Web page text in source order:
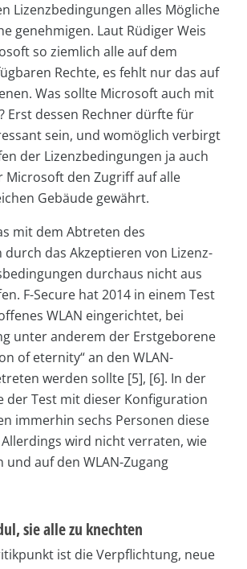
Lizenzbedingungen alles Mögliche
genehmigen. Laut Rüdiger Weis
so ziemlich alle auf dem
Rechte, es fehlt nur das auf
Was sollte Microsoft auch mit
Erst dessen Rechner dürfte für
sein, und womöglich verbirgt
der Lizenzbedingungen ja auch
Microsoft den Zugriff auf alle
Gebäude gewährt.
mit dem Abtreten des
durch das Akzeptieren von Lizenz-
durchaus nicht aus
­F-Secure hat 2014 in einem Test
WLAN eingerichtet, bei
unter anderem der Erstgeborene
of eternity“ an den WLAN-
werden sollte [5], [6]. In der
der Test mit dieser Konfiguration
immerhin sechs Personen diese
wird nicht verraten, wie
und auf den WLAN-Zugang
sie alle zu knechten
ist die Verpflichtung, neue